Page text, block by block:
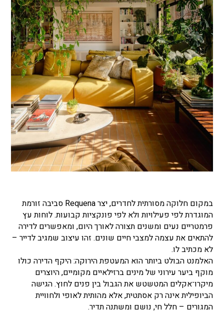
במקום חלוקה מסורתית לחדרים, יצר Requena סביבה זורמת
המוגדרת לפי פעילויות ולא לפי פונקציות קבועות. לוחות עץ
פרמטריים נעים ומשנים תצורה לאורך היום, ומאפשרים לדירה
להתאים את עצמה למצבי חיים שונים. זהו עיצוב שמגיב לדייר –
לא מכתיב לו.
האלמנט הבולט ביותר הוא המעטפת הירוקה: היקף הדירה כולו
מוקף ביער עירוני של מינים ברזילאיים מקומיים, היוצרים
מיקרו־אקלים המטשטש את הגבול בין פנים לחוץ. הגישה
הביופילית אינה רק אסתטית, אלא מהותית לאופי ולחוויית
המגורים – חלל חי, נושם ומשתנה תדיר.